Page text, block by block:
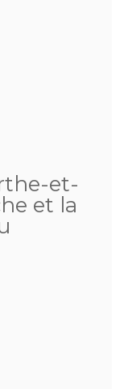
et-
et la